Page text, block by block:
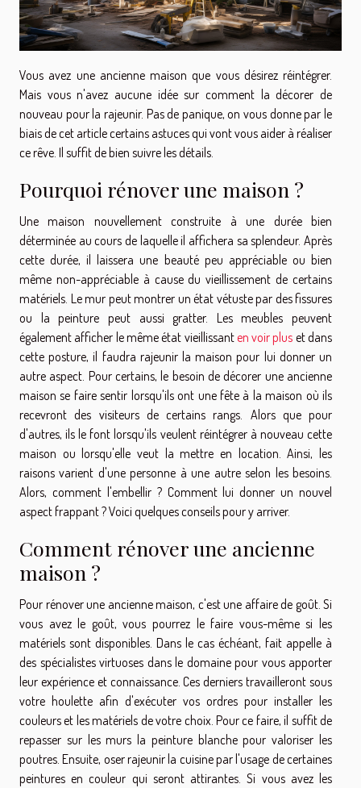
Vous avez une ancienne maison que vous désirez réintégrer.
Mais vous n'avez aucune idée sur comment la décorer de
nouveau pour la rajeunir. Pas de panique, on vous donne par le
biais de cet article certains astuces qui vont vous aider à réaliser
ce rêve. Il suffit de bien suivre les détails.
Pourquoi rénover une maison ?
Une maison nouvellement construite à une durée bien
déterminée au cours de laquelle il affichera sa splendeur. Après
cette durée, il laissera une beauté peu appréciable ou bien
même non-appréciable à cause du vieillissement de certains
matériels. Le mur peut montrer un état vétuste par des fissures
ou la peinture peut aussi gratter. Les meubles peuvent
également afficher le même état vieillissanten voir plus et dans
cette posture, il faudra rajeunir la maison pour lui donner un
autre aspect. Pour certains, le besoin de décorer une ancienne
maison se faire sentir lorsqu'ils ont une fête à la maison où ils
recevront des visiteurs de certains rangs. Alors que pour
d'autres, ils le font lorsqu'ils veulent réintégrer à nouveau cette
maison ou lorsqu'elle veut la mettre en location. Ainsi, les
raisons varient d'une personne à une autre selon les besoins.
Alors, comment l'embellir ? Comment lui donner un nouvel
aspect frappant ? Voici quelques conseils pour y arriver.
Comment rénover une ancienne
maison ?
Pour rénover une ancienne maison, c'est une affaire de goût. Si
vous avez le goût, vous pourrez le faire vous-même si les
matériels sont disponibles. Dans le cas échéant, fait appelle à
des spécialistes virtuoses dans le domaine pour vous apporter
leur expérience et connaissance. Ces derniers travailleront sous
votre houlette afin d'exécuter vos ordres pour installer les
couleurs et les matériels de votre choix. Pour ce faire, il suffit de
repasser sur les murs la peinture blanche pour valoriser les
poutres. Ensuite, oser rajeunir la cuisine par l'usage de certaines
peintures en couleur qui seront attirantes. Si vous avez les